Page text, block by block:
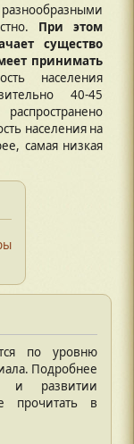
При этом
существо
принимать
населения
40-45
населения на
самая низкая
по уровню
Подробнее
и развитии
прочитать в